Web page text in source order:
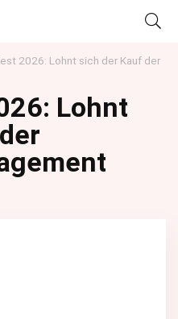
2026: Lohnt sich der Kauf der
Lohnt